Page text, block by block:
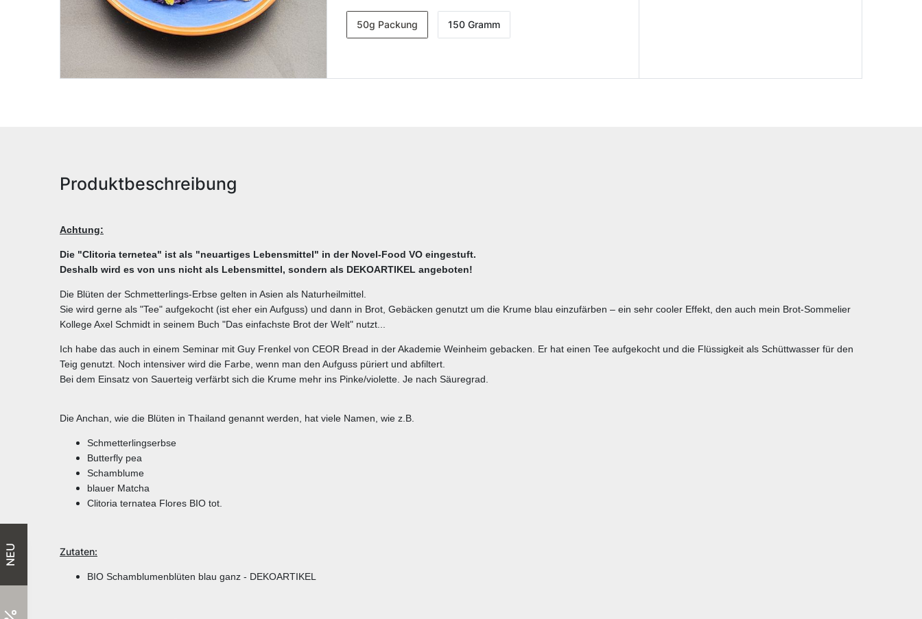
50g Packung 150 Gramm
Produktbeschreibung
Achtung:
Die "Clitoria ternetea" ist als "neuartiges Lebensmittel" in der Novel-Food VO eingestuft.
Deshalb wird es von uns nicht als Lebensmittel, sondern als DEKOARTIKEL angeboten!
Die Blüten der Schmetterlings-Erbse gelten in Asien als Naturheilmittel.
Sie wird gerne als "Tee" aufgekocht (ist eher ein Aufguss) und dann in Brot, Gebäcken genutzt um die Krume blau einzufärben – ein sehr cooler Effekt, den auch mein Brot-Sommelier
Kollege Axel Schmidt in seinem Buch "Das einfachste Brot der Welt" nutzt...
Ich habe das auch in einem Seminar mit Guy Frenkel von CEOR Bread in der Akademie Weinheim gebacken. Er hat einen Tee aufgekocht und die Flüssigkeit als Schüttwasser für den
Teig genutzt. Noch intensiver wird die Farbe, wenn man den Aufguss püriert und abfiltert.
Bei dem Einsatz von Sauerteig verfärbt sich die Krume mehr ins Pinke/violette. Je nach Säuregrad.
Die Anchan, wie die Blüten in Thailand genannt werden, hat viele Namen, wie z.B.
Schmetterlingserbse
Butterfly pea
Schamblume
blauer Matcha
Clitoria ternatea Flores BIO tot.
Zutaten:
BIO Schamblumenblüten blau ganz - DEKOARTIKEL
NEU